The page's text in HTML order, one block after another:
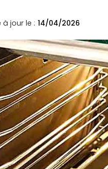
à jour le : 14/04/2026